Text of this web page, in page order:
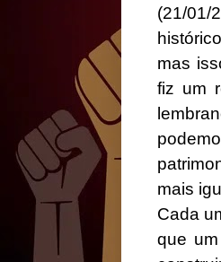
(21/
mas
fiz um
mais
Cada
que